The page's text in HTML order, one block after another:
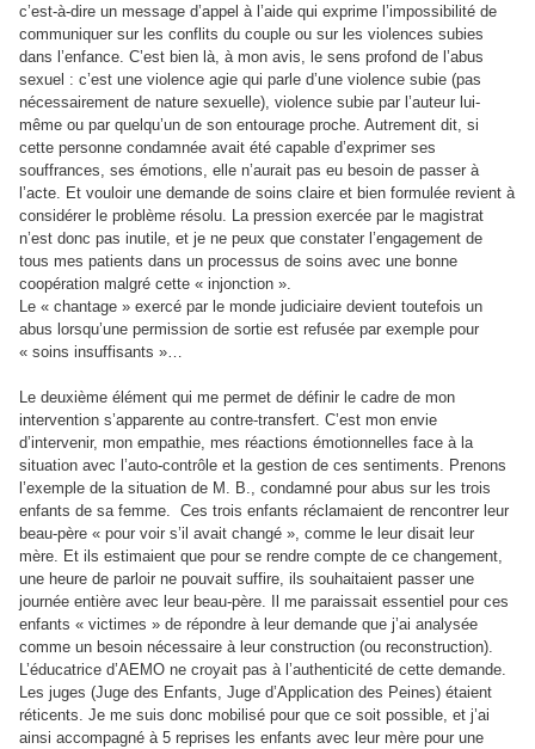
c’est-à-dire un message d’appel à l’aide qui exprime l’impossibilité de
communiquer sur les conflits du couple ou sur les violences subies
dans l’enfance. C’est bien là, à mon avis, le sens profond de l’abus
sexuel : c’est une violence agie qui parle d’une violence subie (pas
nécessairement de nature sexuelle), violence subie par l’auteur lui-
même ou par quelqu’un de son entourage proche. Autrement dit, si
cette personne condamnée avait été capable d’exprimer ses
souffrances, ses émotions, elle n’aurait pas eu besoin de passer à
l’acte. Et vouloir une demande de soins claire et bien formulée revient à
considérer le problème résolu. La pression exercée par le magistrat
n’est donc pas inutile, et je ne peux que constater l’engagement de
tous mes patients dans un processus de soins avec une bonne
coopération malgré cette « injonction ».
Le « chantage » exercé par le monde judiciaire devient toutefois un
abus lorsqu’une permission de sortie est refusée par exemple pour
« soins insuffisants »…
Le deuxième élément qui me permet de définir le cadre de mon
intervention s’apparente au contre-transfert. C’est mon envie
d’intervenir, mon empathie, mes réactions émotionnelles face à la
situation avec l’auto-contrôle et la gestion de ces sentiments. Prenons
l’exemple de la situation de M. B., condamné pour abus sur les trois
enfants de sa femme.
Ces trois enfants réclamaient de rencontrer leur
beau-père « pour voir s’il avait changé », comme le leur disait leur
mère. Et ils estimaient que pour se rendre compte de ce changement,
une heure de parloir ne pouvait suffire, ils souhaitaient passer une
journée entière avec leur beau-père. Il me paraissait essentiel pour ces
enfants « victimes » de répondre à leur demande que j’ai analysée
comme un besoin nécessaire à leur construction (ou reconstruction).
L’éducatrice d’AEMO ne croyait pas à l’authenticité de cette demande.
Les juges (Juge des Enfants, Juge d’Application des Peines) étaient
réticents. Je me suis donc mobilisé pour que ce soit possible, et j’ai
ainsi accompagné à 5 reprises les enfants avec leur mère pour une